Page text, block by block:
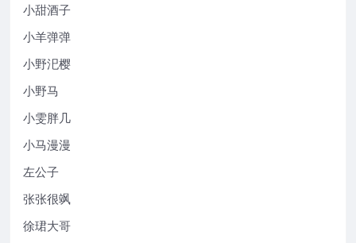
小甜酒子
小羊弹弹
小野汜樱
小野马
小雯胖几
小马漫漫
左公子
张张很飒
徐珺大哥